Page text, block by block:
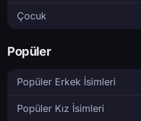
Çocuk
Popüler
Popüler Erkek İsimleri
Popüler Kız İsimleri